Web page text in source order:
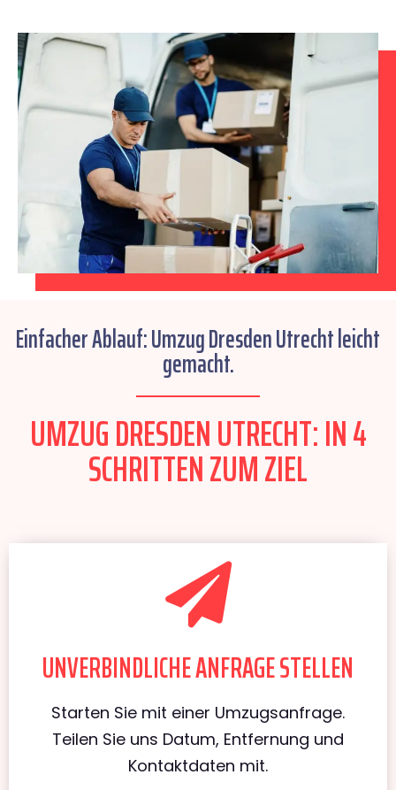
Einfacher Ablauf: Umzug Dresden Utrecht leicht
gemacht.
UMZUG DRESDEN UTRECHT: IN 4
SCHRITTEN ZUM ZIEL
UNVERBINDLICHE ANFRAGE STELLEN
Starten Sie mit einer Umzugsanfrage.
Teilen Sie uns Datum, Entfernung und
Kontaktdaten mit.